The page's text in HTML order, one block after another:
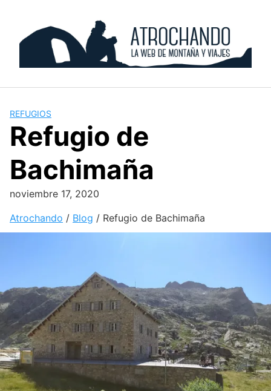
content
REFUGIOS
Refugio de
Bachimaña
noviembre 17, 2020
Atrochando / Blog / Refugio de Bachimaña